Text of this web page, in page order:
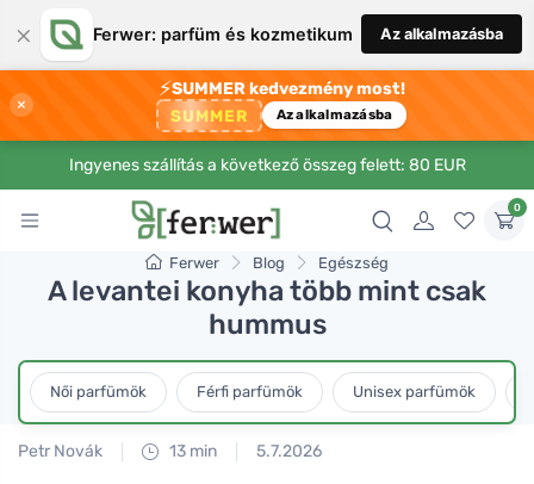
× Ferwer: parfüm és kozmetikum Az alkalmazásba
×
⚡SUMMER kedvezmény most!
SUMMER Az alkalmazásba
Ingyenes szállítás a következő összeg felett: 80 EUR
0
Ferwer Blog Egészség
A levantei konyha több mint csak
hummus
Női parfümök Férfi parfümök Unisex parfümök
Petr Novák 13 min 5.7.2026